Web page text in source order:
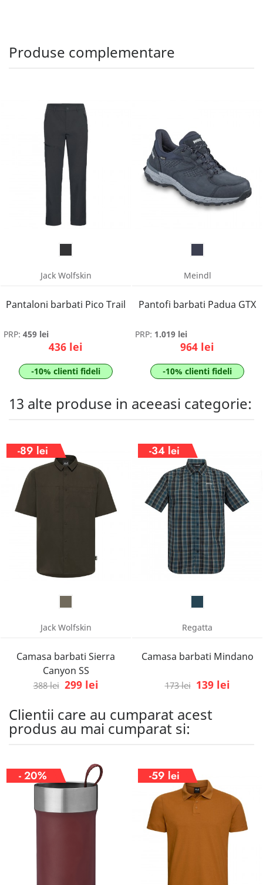
Produse complementare
Jack Wolfskin
Pantaloni barbati Pico Trail
PRP: 459 lei
436 lei
-10% clienti fideli
Meindl
Pantofi barbati Padua GTX
PRP: 1.019 lei
964 lei
-10% clienti fideli
13 alte produse in aceeasi categorie:
-89 lei
Jack Wolfskin
Camasa barbati Sierra
Canyon SS
388 lei 299 lei
-34 lei
Regatta
Camasa barbati Mindano
173 lei 139 lei
Clientii care au cumparat acest
produs au mai cumparat si:
- 20% -59 lei